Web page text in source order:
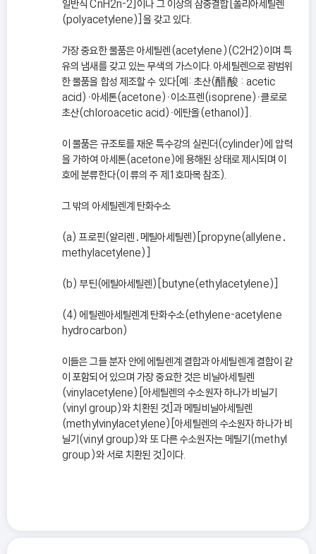
일반식 CnH2n-2]이나 그 이상의 삼중결합[폴리아세틸렌
(polyacetylene)]을 갖고 있다.
가장 중요한 물품은 아세틸렌(acetylene)(C2H2)이며 특
유의 냄새를 갖고 있는 무색의 가스이다. 아세틸렌으로 광범위
한 물품을 합성 제조할 수 있다[예: 초산(醋酸 : acetic
acid)ㆍ아세톤(acetone)ㆍ이소프렌(isoprene)ㆍ클로로
초산(chloroacetic acid)ㆍ에탄올(ethanol)].
이 물품은 규조토를 채운 특수강의 실린더(cylinder)에 압력
을 가하여 아세톤(acetone)에 용해된 상태로 제시되며 이
호에 분류한다(이 류의 주 제1호마목 참조).
그 밖의 아세틸렌계 탄화수소
(a) 프로핀(알리렌․메틸아세틸렌)[propyne(allylene․
methylacetylene)]
(b) 부틴(에틸아세틸렌)[butyne(ethylacetylene)]
(4) 에틸렌아세틸렌계 탄화수소(ethylene-acetylene
hydrocarbon)
이들은 그들 분자 안에 에틸렌계 결합과 아세틸렌계 결합이 같
이 포함되어 있으며 가장 중요한 것은 비닐아세틸렌
(vinylacetylene)[아세틸렌의 수소원자 하나가 비닐기
(vinyl group)와 치환된 것]과 메틸비닐아세틸렌
(methylvinylacetylene)[아세틸렌의 수소원자 하나가 비
닐기(vinyl group)와 또 다른 수소원자는 메틸기(methyl
group)와 서로 치환된 것]이다.